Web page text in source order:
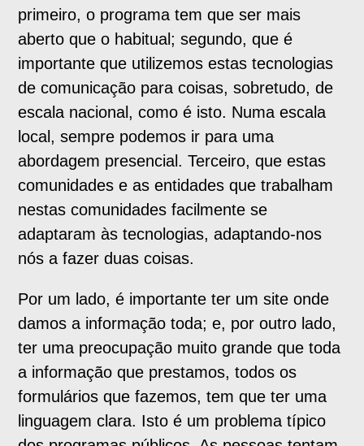
primeiro, o programa tem que ser mais
aberto que o habitual; segundo, que é
importante que utilizemos estas tecnologias
de comunicação para coisas, sobretudo, de
escala nacional, como é isto. Numa escala
local, sempre podemos ir para uma
abordagem presencial. Terceiro, que estas
comunidades e as entidades que trabalham
nestas comunidades facilmente se
adaptaram às tecnologias, adaptando-nos
nós a fazer duas coisas.
Por um lado, é importante ter um site onde
damos a informação toda; e, por outro lado,
ter uma preocupação muito grande que toda
a informação que prestamos, todos os
formulários que fazemos, tem que ter uma
linguagem clara. Isto é um problema típico